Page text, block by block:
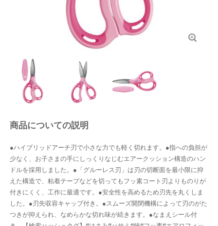
商品についての説明
●ハイブリッドアーチ刃で小さな力でも軽く切れます。●指への負担が
少なく、お子さまの手にしっくりなじむエアークッション構造のハン
ドルを採用しました。●「グルーレス刃」は刃の切断面を最小限に抑
えた構造で、粘着テープなどを切ってもフッ素コート刃よりものりが
付きにくく、工作に最適です。●安全性を高めるため刃先を丸くしま
した。●刃先収容キャップ付き。●スムーズ開閉機構によって刃のがた
つきが抑えられ、なめらかな切れ味が続きます。●なまえシール付